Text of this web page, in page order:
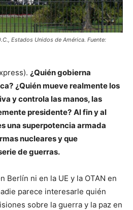
Estados Unidos de América. Fuente:
¿Quién gobierna
¿Quién mueve realmente los
y controla las manos, las
presidente? Al fin y al
una superpotencia armada
nucleares y que
de guerras.
Berlín ni en la UE y la OTAN en
parece interesarle quién
sobre la guerra y la paz en